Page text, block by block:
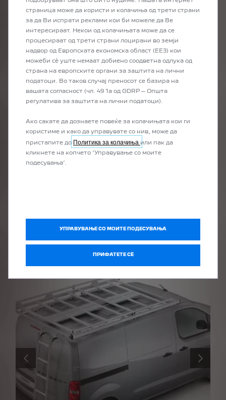
Откријте ги возилата достапни веднаш
Откријте ги нашите најдобри понуди
НАШИТЕ УСЛУГИ
PRÉCÉDENT SUIVANT
страница може да користи и колачиња од трети страни
за да Ви испрати реклами кои би можеле да Ве
интересираат. Некои од колачињата може да се
процесираат од трети страни лоцирани во земји
надвор од Европската економска област (ЕЕЗ) кои
можеби сѐ уште немаат добиено соодветна одлука од
страна на европските органи за заштита на лични
податоци. Во таков случај преносот се базира на
вашата согласност (чл. 49 1а од GDRP – Општа
регулатива за заштита на лични податоци).
Ако сакате да дознаете повеќе за колачињата кои ги
користиме и како да управувате со нив, може да
пристапите до Политика за колачиња или пак да
кликнете на копчето ‘Управување со моите
подесувања’.
УПРАВУВАЊЕ СО МОИТЕ ПОДЕСУВАЊА
ПРИФАТЕТЕ СÈ